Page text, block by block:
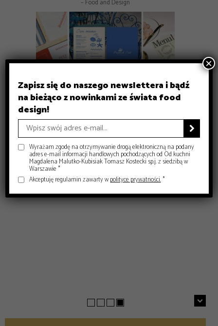
Gdzie zjeść w Krakowie? 8 miejsc, które warto znać
– Food and Design
GASTRONOMIA
Michelin Guide Polska 2026 – historyczna gala w Krakowie
– Food and Design
Czy sushi przestało być luksusem? Co dziś decyduje o jego
jakości?
– Food and Design
– Food and Design
Jak projektować menu dla restauracji, żeby naprawdę
sprzedawało?
– Food and Design
Zapisz się do naszego newslettera i bądź
na bieżąco z nowinkami ze świata food
design!

Wyrażam zgodę na otrzymywanie drogą elektroniczną na podany
adres e-mail informacji handlowych pochodzących od Od kuchni
Magdalena Malutko-Kubisiak Tomasz Kostecki sp.j. z siedzibą w
Warszawie *
Akceptuję regulamin zawarty wpolityce prywatności.*
×